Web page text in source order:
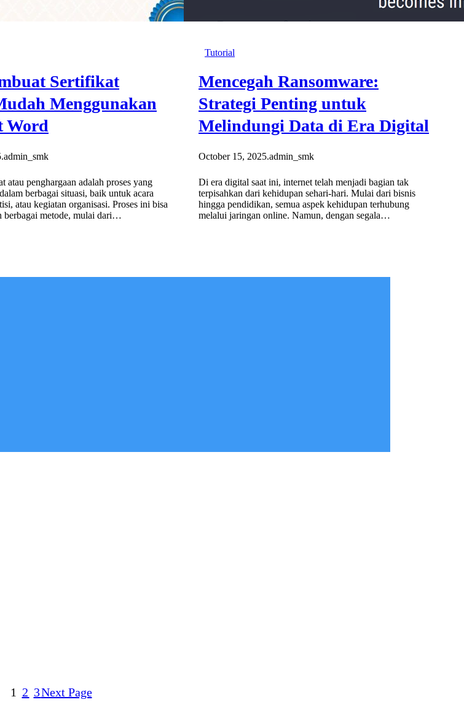
Sertifikat
Menggunakan
Word
.admin_smk
atau penghargaan adalah proses yang
berbagai situasi, baik untuk acara
atau kegiatan organisasi. Proses ini bisa
berbagai metode, mulai dari…
Tutorial
Mencegah Ransomware:
Strategi Penting untuk
Melindungi Data di Era Digital
October 15, 2025.admin_smk
Di era digital saat ini, internet telah menjadi bagian tak
terpisahkan dari kehidupan sehari-hari. Mulai dari bisnis
hingga pendidikan, semua aspek kehidupan terhubung
melalui jaringan online. Namun, dengan segala…
1 2 3Next Page